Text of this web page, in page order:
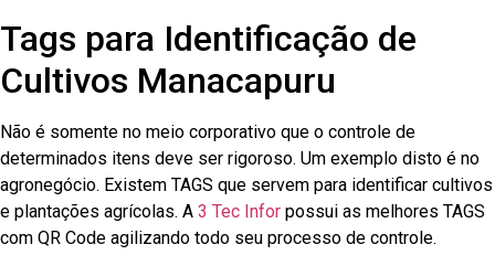
Tags para Identificação de
Cultivos Manacapuru
Não é somente no meio corporativo que o controle de
determinados itens deve ser rigoroso. Um exemplo disto é no
agronegócio. Existem TAGS que servem para identificar cultivos
e plantações agrícolas. A 3 Tec Infor possui as melhores TAGS
com QR Code agilizando todo seu processo de controle.